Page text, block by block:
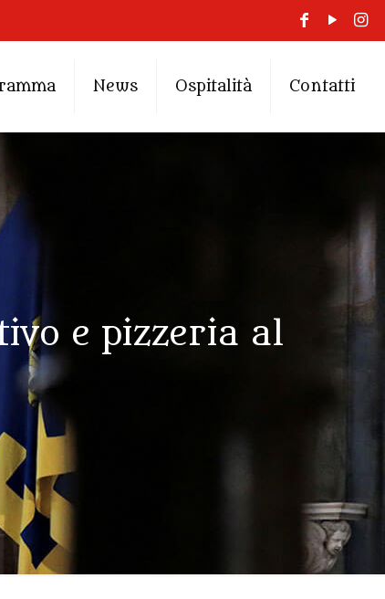
News Ospitalità Contatti
e pizzeria al